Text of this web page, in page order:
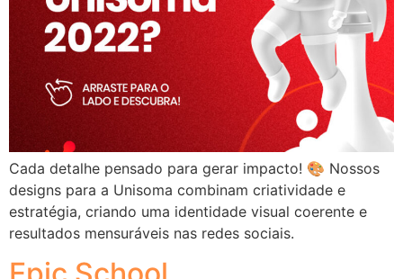
Cada detalhe pensado para gerar impacto! 🎨 Nossos
designs para a Unisoma combinam criatividade e
estratégia, criando uma identidade visual coerente e
resultados mensuráveis nas redes sociais.